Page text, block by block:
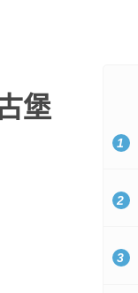
堡
1
2
3